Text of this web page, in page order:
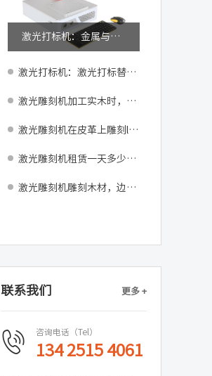
激光打标机：金属与非金属材料打标，设备选型的关键差异
激光打标机：激光打标替代油墨喷码的三大核心优势
激光雕刻机加工实木时，不同木种的雕刻参数差异大吗
激光雕刻机在皮革上雕刻logo，烫印效果能保持多久
激光雕刻机租赁一天多少钱？
激光雕刻机雕刻木材，边缘发黑怎么解决
联系我们 更多 +
咨询电话（Tel）
134 2515 4061